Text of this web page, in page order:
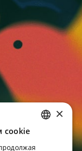
ENGLISH
×
сookie